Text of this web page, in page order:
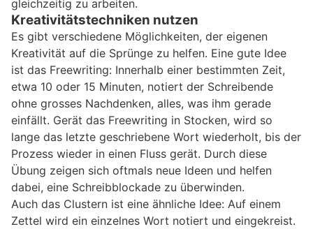
gleichzeitig zu arbeiten.
Kreativitätstechniken nutzen
Es gibt verschiedene Möglichkeiten, der eigenen
Kreativität auf die Sprünge zu helfen. Eine gute Idee
ist das Freewriting: Innerhalb einer bestimmten Zeit,
etwa 10 oder 15 Minuten, notiert der Schreibende
ohne grosses Nachdenken, alles, was ihm gerade
einfällt. Gerät das Freewriting in Stocken, wird so
lange das letzte geschriebene Wort wiederholt, bis der
Prozess wieder in einen Fluss gerät. Durch diese
Übung zeigen sich oftmals neue Ideen und helfen
dabei, eine Schreibblockade zu überwinden.
Auch das Clustern ist eine ähnliche Idee: Auf einem
Zettel wird ein einzelnes Wort notiert und eingekreist.